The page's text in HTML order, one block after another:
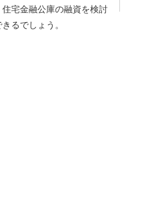
宅金融公庫の融資を検討
るでしょう。